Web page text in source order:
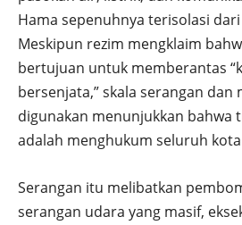
Hama sepenuhnya terisolasi
Meskipun rezim mengklaim
bertujuan untuk memberantas
bersenjata,” skala serangan dan
digunakan menunjukkan bahwa
adalah menghukum seluruh
Serangan itu melibatkan
serangan udara yang masif,